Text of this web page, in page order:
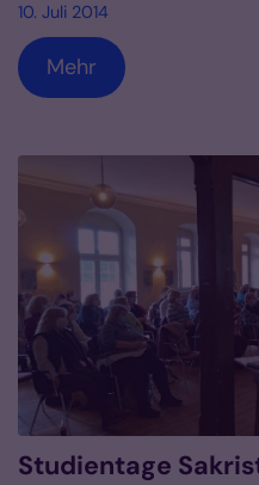
10. Juli 2014
Mehr
Studientage